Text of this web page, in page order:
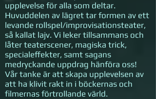
upplevelse för alla som deltar.
Huvuddelen av lägret tar formen av ett
levande rollspel/improvisationsteater,
så kallat lajv. Vi leker tillsammans och
låter teaterscener, magiska trick,
specialeffekter, samt sagans
medryckande uppdrag hänföra oss!
Vår tanke är att skapa upplevelsen av
att ha klivit rakt in i böckernas och
filmernas förtrollande värld.